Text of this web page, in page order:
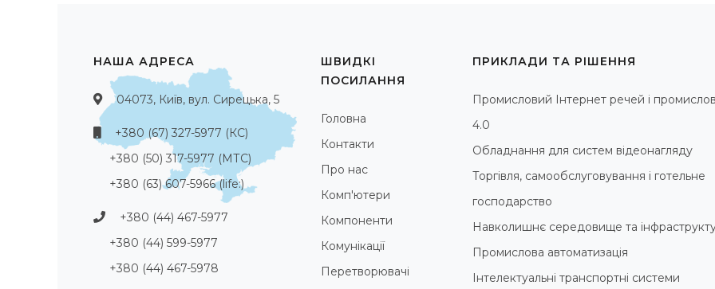
НАША АДРЕСА
04073, Київ, вул. Сирецька, 5
+380 (67) 327-5977 (КС)
+380 (50) 317-5977 (МТС)
+380 (63) 607-5966 (life:)
+380 (44) 467-5977
+380 (44) 599-5977
+380 (44) 467-5978
ШВИДКІ
ПОСИЛАННЯ
Головна
Контакти
Про нас
Комп'ютери
Компоненти
Комунікації
Перетворювачі
ПРИКЛАДИ ТА РІШЕННЯ
Промисловий Інтернет речей і
4.0
Обладнання для систем відеонагляду
Торгівля, самообслуговування і готельне
господарство
Навколишнє середовище та
Промислова автоматизація
Інтелектуальні транспортні системи